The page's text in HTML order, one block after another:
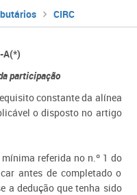
CIRC
A(*)
participação
constante da alínea
o disposto no artigo
referida no n.º 1 do
antes de completado o
a dedução que tenha sido